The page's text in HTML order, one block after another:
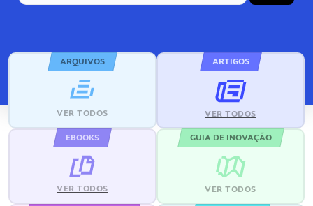
ARQUIVOS
VER TODOS
ARTIGOS
VER TODOS
EBOOKS
VER TODOS
GUIA DE INOVAÇÃO
VER TODOS